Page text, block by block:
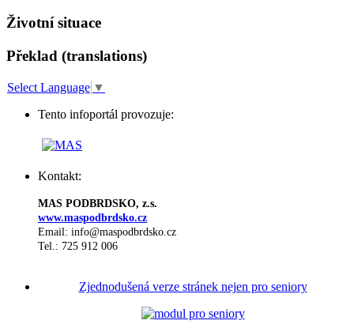
Životní situace
Překlad (translations)
Select Language ▼
Tento infoportál provozuje:
Kontakt:
MAS PODBRDSKO, z.s.
www.maspodbrdsko.cz
Email: info@maspodbrdsko.cz
Tel.: 725 912 006
Zjednodušená verze stránek nejen pro seniory